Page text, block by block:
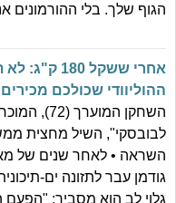
הגוף שלך. בלי ההורמונים
אחרי ששקל
ההוליוודי שכולכם מכירים
השחקן
לבובסקי", השיל מחצית
השראה • לאחר שנים של
גודמן עבר לתזונה ים-
גלוי לב הוא מסביר: "הפעם